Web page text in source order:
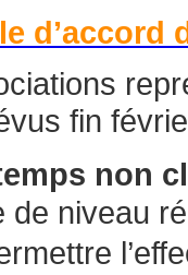
d’accord
fin
non
niveau